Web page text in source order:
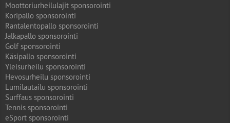
Moottoriurheilulajit sponsorointi
Koripallo sponsorointi
Rantalentopallo sponsorointi
Jalkapallo sponsorointi
Golf sponsorointi
Käsipallo sponsorointi
Yleisurheilu sponsorointi
Hevosurheilu sponsorointi
Lumilautailu sponsorointi
Surffaus sponsorointi
Tennis sponsorointi
eSport sponsorointi